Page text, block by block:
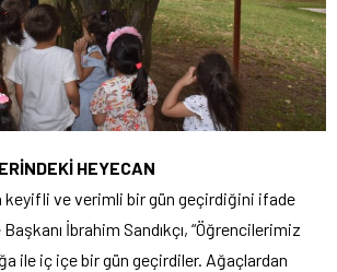
HEYECAN
keyifli ve verimli bir gün geçirdiğini ifade
İbrahim Sandıkçı, “Öğrencilerimiz
ile iç içe bir gün geçirdiler. Ağaçlardan